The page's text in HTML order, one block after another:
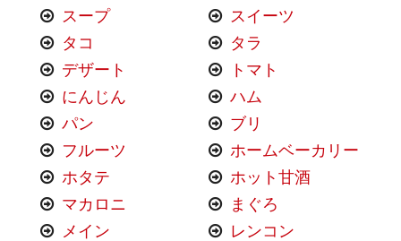
スープ
スイーツ
タコ
タラ
デザート
トマト
にんじん
ハム
パン
ブリ
フルーツ
ホームベーカリー
ホタテ
ホット甘酒
マカロニ
まぐろ
メイン
レンコン